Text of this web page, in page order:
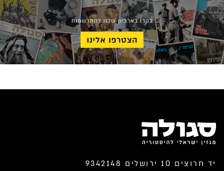
יד חרוצים 10 ירושלים 9342148